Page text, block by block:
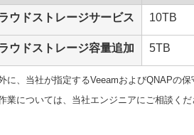
ウドストレージサービス 10TB
ウドストレージ容量追加 5TB
に、当社が指定するVeeamおよびQNAPの保
業については、当社エンジニアにご相談くだ